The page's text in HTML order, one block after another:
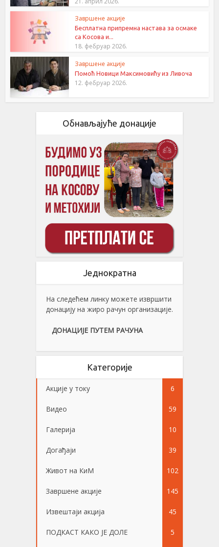
Завршене акције
Бесплатна припремна настава за осмаке
са Косова и...
18. фебруар 2026.
Завршене акције
Помоћ Новици Максимовићу из Ливоча
12. фебруар 2026.
Обнављајуће донације
Једнократна
На следећем линку можете извршити
донацију на жиро рачун организације.
ДОНАЦИЈЕ ПУТЕМ РАЧУНА
Категорије
Акције у току 6
Видео 59
Галерија 10
Догађаји 39
Живот на КиМ 102
Завршене акције 145
Извештаји акција 45
ПОДКАСТ КАКО ЈЕ ДОЛЕ 5